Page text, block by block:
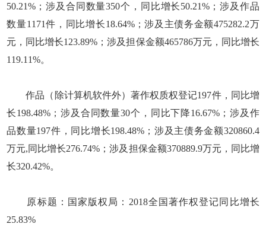
50.21%；涉及合同数量350个，同比增长50.21%；涉及作品
数量1171件，同比增长18.64%；涉及主债务金额475282.2万
元，同比增长123.89%；涉及担保金额465786万元，同比增长
119.11%。
作品（除计算机软件外）著作权质权登记197件，同比增
长198.48%；涉及合同数量30个，同比下降16.67%；涉及作
品数量197件，同比增长198.48%；涉及主债务金额320860.4
万元,同比增长276.74%；涉及担保金额370889.9万元，同比增
长320.42%。
原标题：国家版权局：2018全国著作权登记同比增长
25.83%